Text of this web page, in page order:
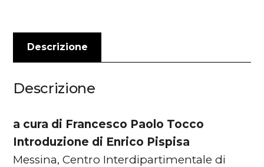
dell’Italia
tardomedievale
Descrizione
Descrizione
a cura di Francesco Paolo Tocco
Introduzione di Enrico Pispisa
Messina, Centro Interdipartimentale di